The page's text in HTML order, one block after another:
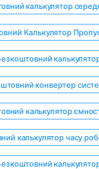
калькулятор
Калькулятор
конвертер
калькулятор
калькулятор часу